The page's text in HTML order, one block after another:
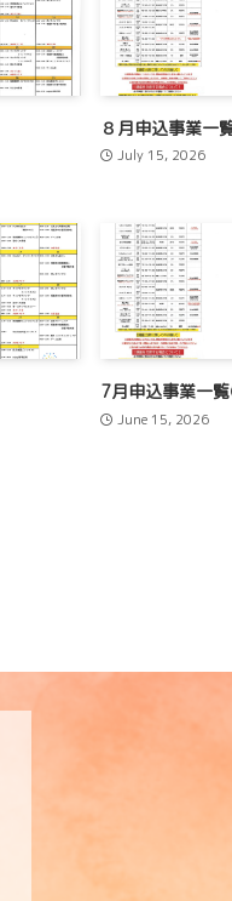
８月申込事業一
July 15, 2026
7月申込事業一
June 15, 2026